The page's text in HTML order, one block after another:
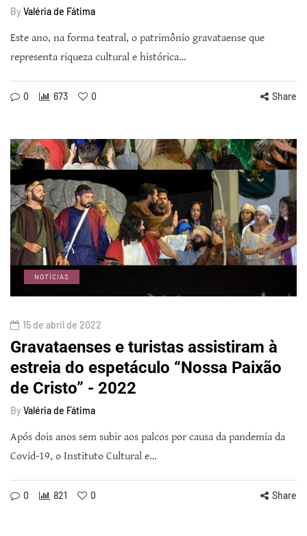
By Valéria de Fátima
Este ano, na forma teatral, o patrimônio gravataense que
representa riqueza cultural e histórica…
0 673 0 Share
NOTÍCIAS
15 de abril de 2022
Gravataenses e turistas assistiram à
estreia do espetáculo “Nossa Paixão
de Cristo” - 2022
By Valéria de Fátima
Após dois anos sem subir aos palcos por causa da pandemia da
Covid-19, o Instituto Cultural e…
0 821 0 Share